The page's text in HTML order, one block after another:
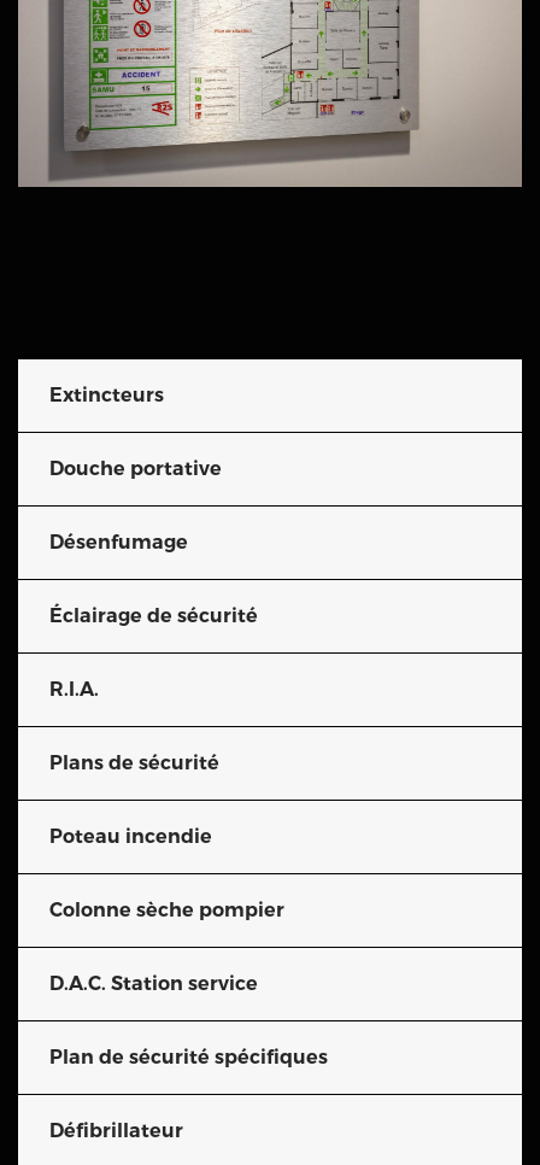
Extincteurs
Douche portative
Désenfumage
Éclairage de sécurité
R.I.A.
Plans de sécurité
Poteau incendie
Colonne sèche pompier
D.A.C. Station service
Plan de sécurité spécifiques
Défibrillateur